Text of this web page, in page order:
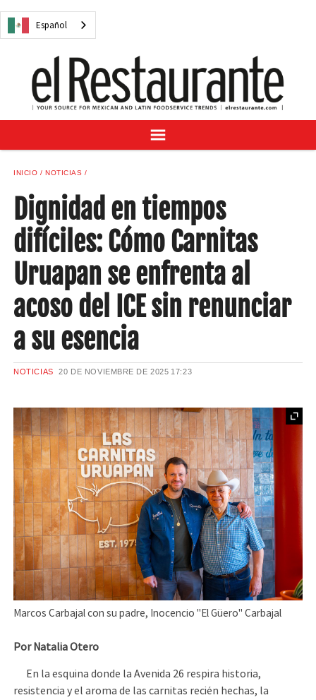
Español
NOTICIAS
RECETAS
GUÍA DEL COMPRADOR
SUSCRÍBASE A
CENTRO DE MUESTRAS
VINO/LICOR MEXICANO
Español
INICIO NOTICIAS
Dignidad en tiempos
difíciles: Cómo Carnitas
Uruapan se enfrenta al
acoso del ICE sin renunciar
a su esencia
NOTICIAS 20 DE NOVIEMBRE DE 2025 17:23
Marcos Carbajal con su padre, Inocencio "El Güero" Carbajal
Por Natalia Otero
En la esquina donde la Avenida 26 respira historia,
resistencia y el aroma de las carnitas recién hechas, la